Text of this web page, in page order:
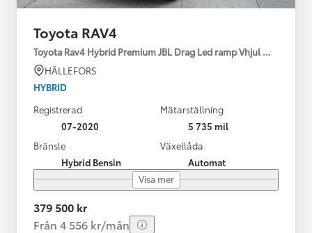
Toyota RAV4
Toyota Rav4 Hybrid Premium JBL Drag Led ramp Vhjul motorv
HÄLLEFORS
HYBRID
Registrerad
07-2020
Mätarställning
5 735 mil
Bränsle
Hybrid Bensin
Växellåda
Automat
Visa mer
379 500 kr
Från 4 556 kr/mån